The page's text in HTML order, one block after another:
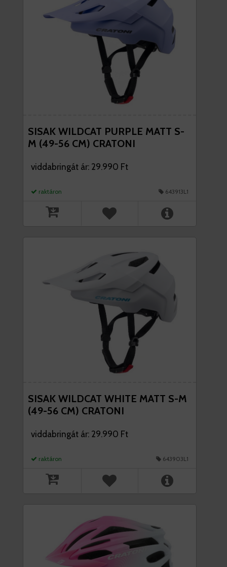
SISAK WILDCAT PURPLE MATT S-
M (49-56 CM) CRATONI
viddabringát ár: 29.990 Ft
raktáron 643913L1
SISAK WILDCAT WHITE MATT S-M
(49-56 CM) CRATONI
viddabringát ár: 29.990 Ft
raktáron 643903L1